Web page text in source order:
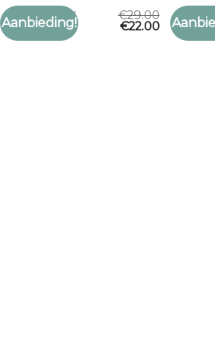
Aanbieding!
Toevoegen
SJAAL SHOEBY
sjaal shoeby
€29.00
€22.00
SJAAL
sjaal